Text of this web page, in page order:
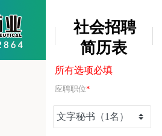
社会招聘
简历表
所有选项必填
应聘职位*